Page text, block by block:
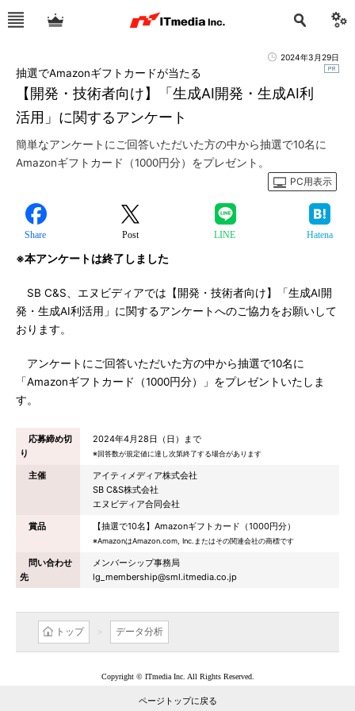
2024年3月29日
【開発・技術者向け】「生成AI開発・生成AI利
活用」に関するアンケート
抽選でAmazonギフトカードが当たる
簡単なアンケートにご回答いただいた方の中から抽選で10名に
Amazonギフトカード（1000円分）をプレゼント。
PC用表示
Share Post LINE Hatena
※本アンケートは終了しました
SB C&S、エヌビディアでは【開発・技術者向け】「生成AI開
発・生成AI利活用」に関するアンケートへのご協力をお願いして
おります。
アンケートにご回答いただいた方の中から抽選で10名に
「Amazonギフトカード（1000円分）」をプレゼントいたしま
す。
応募締め切
り
2024年4月28日（日）まで
※回答数が規定値に達し次第終了する場合があります
主催
アイティメディア株式会社
SB C&S株式会社
エヌビディア合同会社
賞品
【抽選で10名】Amazonギフトカード（1000円分）
※AmazonはAmazon.com, Inc.またはその関連会社の商標です
問い合わせ
先
メンバーシップ事務局
lg_membership@sml.itmedia.co.jp
トップ データ分析
Copyright © ITmedia Inc. All Rights Reserved.
ページトップに戻る